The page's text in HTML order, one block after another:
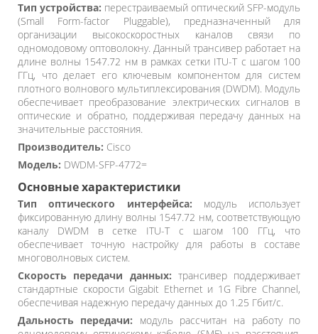
Тип устройства: перестраиваемый оптический SFP-модуль
(Small Form-factor Pluggable), предназначенный для
организации высокоскоростных каналов связи по
одномодовому оптоволокну. Данный трансивер работает на
длине волны 1547.72 нм в рамках сетки ITU-T с шагом 100
ГГц, что делает его ключевым компонентом для систем
плотного волнового мультиплексирования (DWDM). Модуль
обеспечивает преобразование электрических сигналов в
оптические и обратно, поддерживая передачу данных на
значительные расстояния.
Производитель: Cisco
Модель: DWDM-SFP-4772=
Основные характеристики
Тип оптического интерфейса: модуль использует
фиксированную длину волны 1547.72 нм, соответствующую
каналу DWDM в сетке ITU-T с шагом 100 ГГц, что
обеспечивает точную настройку для работы в составе
многоволновых систем.
Скорость передачи данных: трансивер поддерживает
стандартные скорости Gigabit Ethernet и 1G Fibre Channel,
обеспечивая надежную передачу данных до 1.25 Гбит/с.
Дальность передачи: модуль рассчитан на работу по